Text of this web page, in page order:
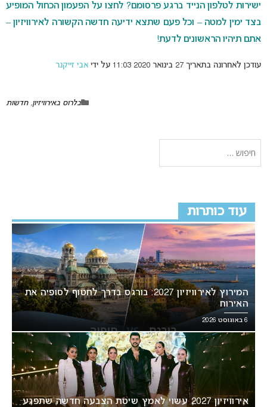
ישירות לטלפון הנייד ברגע פרסומם? לחצו על הפעמון הכחול המופיע
בצד ימין למטה – וכל פעם שתצא ידיעה חדשה הקשורה לאירוויזיון –
אתם תיהיו הראשונים לדעת!
עודכן לאחרונה בתאריך 27 בינואר 2020 11:03 על ידי אבי זייקנר
בלרוס באירוויזיון,חדשות
עוד כותרות
המירוץ לאירוויזיון 2027: בורגס בדרך לחטוף לסופיה את
האירוח
6 באוגוסט 2026
אירוויזיון 2027 עשוי לאמץ שיטת הצבעה חדשה שתפגע